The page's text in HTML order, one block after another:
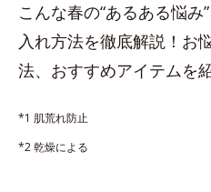
こんな春の“あるある悩
入れ方法を徹底解説！お
法、おすすめアイテムを
*1 肌荒れ防止
*2 乾燥による